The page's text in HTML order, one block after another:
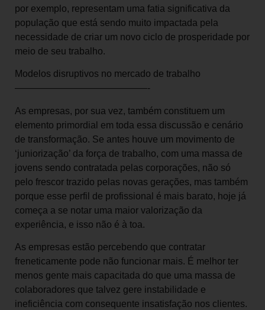
por exemplo, representam uma fatia significativa da
população que está sendo muito impactada pela
necessidade de criar um novo ciclo de prosperidade por
meio de seu trabalho.
Modelos disruptivos no mercado de trabalho
——————————————-
As empresas, por sua vez, também constituem um
elemento primordial em toda essa discussão e cenário
de transformação. Se antes houve um movimento de
‘juniorização’ da força de trabalho, com uma massa de
jovens sendo contratada pelas corporações, não só
pelo frescor trazido pelas novas gerações, mas também
porque esse perfil de profissional é mais barato, hoje já
começa a se notar uma maior valorização da
experiência, e isso não é à toa.
As empresas estão percebendo que contratar
freneticamente pode não funcionar mais. É melhor ter
menos gente mais capacitada do que uma massa de
colaboradores que talvez gere instabilidade e
ineficiência com consequente insatisfação nos clientes.